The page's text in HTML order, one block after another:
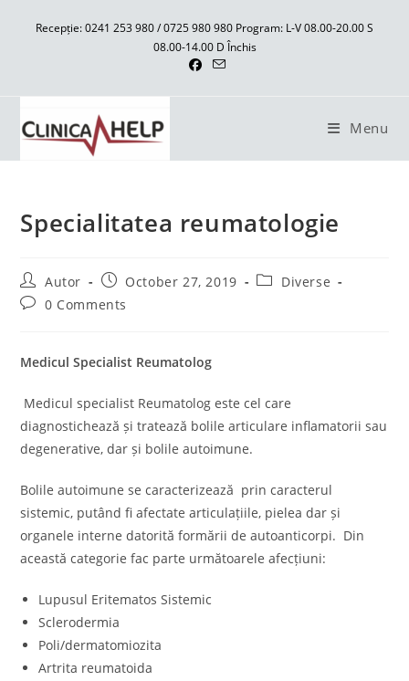
Recepție: 0241 253 980 / 0725 980 980 Program: L-V 08.00-20.00 S
08.00-14.00 D Închis
Menu
Specialitatea reumatologie
Post
author:
Autor
Post
published:
October 27, 2019
PostDiverse
Post0 Comments
Medicul Specialist Reumatolog
Medicul specialist Reumatolog este cel care
diagnostichează și tratează bolile articulare inflamatorii sau
degenerative, dar și bolile autoimune.
Bolile autoimune se caracterizează prin caracterul
sistemic, putând fi afectate articulațiile, pielea dar și
organele interne datorită formării de autoanticorpi. Din
această categorie fac parte următoarele afecțiuni:
Lupusul Eritematos Sistemic
Sclerodermia
Poli/dermatomiozita
Artrita reumatoida